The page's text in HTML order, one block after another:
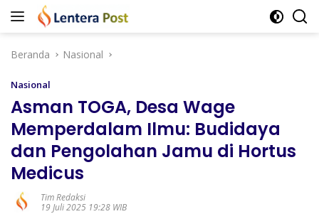
Langsung
Beranda
Nasional
Nasional
Asman TOGA, Desa Wage
Memperdalam Ilmu: Budidaya
dan Pengolahan Jamu di Hortus
Medicus
Tim Redaksi
19 Juli 2025 19:28 WIB